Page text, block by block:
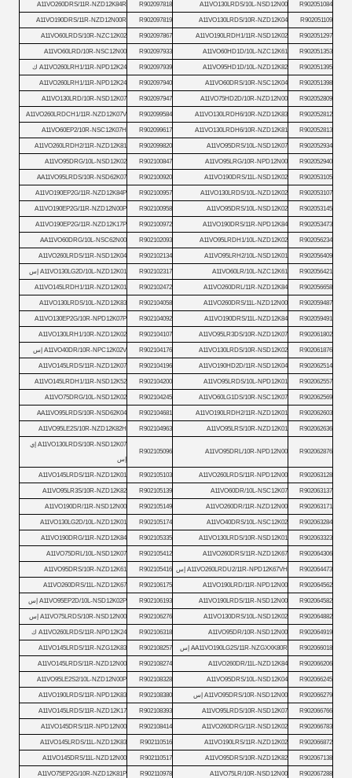
R902051084
A11VO130LRDS/10L-NSD12N00
R902097818
A11VO260DRS/11R-NZD12K84R
R902051109
A11VO130LRDS/10R-NZD12K04
R902097819
A11VO190DRS/11R-NZD12N00R
R902051297
A11VO190LRDH1/11R-NSD12K02
R902097867
A11VO60LRDS/10R-NZC12K02
R902051353
A11VO60HD1D/10L-NZC12K61
R902097933
A11VO60LRD/10R-NSC12N00
R902051395
A11VO95HD1D/10L-NZD12K82
R902097939 A11VO260LRH1/11R-NPD12K24 ك
R902051398
A11VO60DRS/10R-NSC12K04
R902097940
A11VO260LRH1/11R-NPD12K24
R902052809
A11VO75HD2D/10R-NZD12N00
R902097947
A11VO130LRD/10R-NSD12K07
R902052812
A11VO130LRDH6/10R-NZD12K83
R902099584
A11VO260LRDCH1/11R-NZD12K07V
R902052813
A11VO130LRDH6/10R-NZD12K81
R902099617
A11VO60EP2/10R-NSC12K07H
R902052934
A11VO95DRS/10L-NSD12K07
R902099820
A11VO260LRDH2/11R-NZD12K81
R902052940
A11VO95LRG/10R-NPD12N00
R902100847
A11VO95DRG/10L-NSD12K02
R902053105
A11VO190DRS/11L-NSD12K02
R902100920
AA11VO95LRDS/10R-NSD62K07
R902053107
A11VO130LRDS/10L-NZD12K02
R902100957
A11VO190EP2G/11R-NZD12K84P
R902053145
A11VO95DRS/10L-NSD12K02
R902100958
A11VO190EP2G/11R-NZD12N00P
R902053473
A11VO190DRS/11R-NPD12K84
R902100972
A11VO190EP2G/11R-NZD12K17P
R902056234
A11VO95LRDH1/10L-NZD12K02
R902102093
AA11VO60DRG/10L-NSC62N00
R902056409
A11VO95LRH2/10L-NSD12K01
R902102134
A11VO260LRDS/11R-NSD12K04
R902056421
A11VO60LR/10L-NZC12K61
R902102317 A11VO130LG2D/10L-NZD12K01 إس
R902056658
A11VO260DRL/11R-NZD12K84
R902102472
A11VO145LRDH1/11R-NZD12K01
R902059487
A11VO260DRS/11L-NZD12N00
R902104058
A11VO130LRDS/10L-NZD12K83
R902059491
A11VO190DRS/11L-NZD12K84
R902104092
A11VO130EP2G/10R-NPD12K07P
R902061802
A11VO95LR3DS/10R-NZD12K07
R902104107
A11VO130LRH1/10R-NZD12K02
R902061876
A11VO130LRDS/10R-NSD12K02
R902104176 A11VO40DR/10R-NPC12K02V إس
R902062514
A11VO190HD2D/11R-NSD12K04
R902104196
A11VO145LRDS/11R-NZD12K07
R902062557
A11VO95LRDS/10L-NPD12K01
R902104200
A11VO145LRDH1/11R-NSD12K52
R902062569
A11VO60LG1DS/10R-NSC12K07
R902104245
A11VO75DRG/10L-NSD12K02
R902062603
A11VO190LRDH2/11R-NZD12K01
R902104681
AA11VO95LRDS/10R-NSD62K04
R902062636
A11VO95LRS/10R-NZD12K01
R902104963
A11VO95LE2S/10R-NZD12K82H
R902062876
A11VO95DRL/10R-NPD12N00
R902105096
A11VO130LRDS/10R-NSD12K07 إي
إس
R902063128
A11VO260LRDS/11R-NPD12N00
R902105103
A11VO145LRDS/11R-NZD12K01
R902063137
A11VO60DR/10L-NSC12K07
R902105139
A11VO95LR3S/10R-NZD12K82
R902063171
A11VO260DR/11R-NZD12N00
R902105149
A11VO190DR/11R-NSD12N00
R902063284
A11VO40DRS/10L-NSC12K02
R902105174
A11VO130LG2D/10L-NZD12K01
R902063323
A11VO130LRDS/10R-NSD12K01
R902105335
A11VO190DRG/11R-NZD12K84
R902064306
A11VO260DRS/11R-NZD12K67
R902105412
A11VO75DRL/10L-NSD12K07
R902064473 A11VO260LRDU2/11R-NPD12K67VH إس R902105416
A11VO95DRS/10R-NZD12K61
R902064562
A11VO190LRD/11R-NPD12N00
R902106175
A11VO260DRS/11L-NZD12K67
R902064582
A11VO190LRDS/11R-NSD12N00
R902106193 A11VO95EP2D/10L-NSD12K02P إس
R902064882
A11VO130DRS/10L-NSD12K02
R902106276 A11VO75LRDS/10R-NSD12N00 إس
R902064919
A11VO95DR/10R-NSD12N00
R902106318 A11VO260LRDS/11R-NPD12K24 ك
R902066018 AA11VO190LG2S/11R-NZGXXK80R إس R902108257
A11VO145LRDS/11R-NZG12K83
R902066206
A11VO260DR/11L-NZD12K84
R902108274
A11VO145LRDS/11R-NZD12N00
R902066245
A11VO95DRS/10L-NSD12K04
R902108328
A11VO95LE2S2/10L-NZD12N00P
R902066279 A11VO95DRS/10R-NSD12N00 إس R902108380
A11VO190LRDS/11R-NPD12K83
R902066766
A11VO95LRDS/10R-NSD12K07
R902108393
A11VO145LRDS/11R-NZD12K17
R902066783
A11VO260DRG/11R-NSD12K02
R902108414
A11VO145DRS/11R-NPD12N00
R902066872
A11VO190LRS/11R-NZD12K02
R902110516
A11VO145LRDS/11L-NZD12K83
R902067138
A11VO95DRS/10R-NZD12K82
R902110517
A11VO145DRS/11L-NZD12N00
R902067288
A11VO75LR/10R-NSD12N00
R902110978
A11VO75EP2G/10R-NZD12K81P